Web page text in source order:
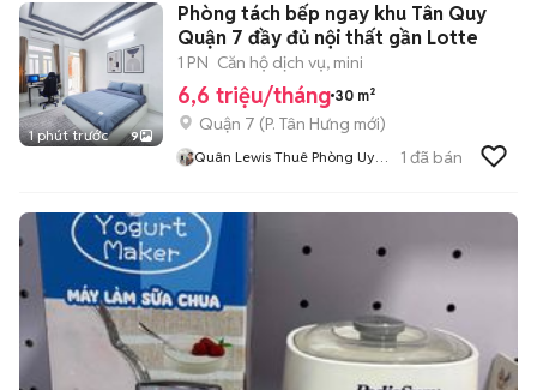
1 phút trước 9
Phòng tách bếp ngay khu Tân Quy
Quận 7 đầy đủ nội thất gần Lotte
1 PN Căn hộ dịch vụ, mini
6,6 triệu/tháng 30 m²
Quận 7 (P. Tân Hưng mới)
Quân Lewis Thuê Phòng Uy
1 đã bán